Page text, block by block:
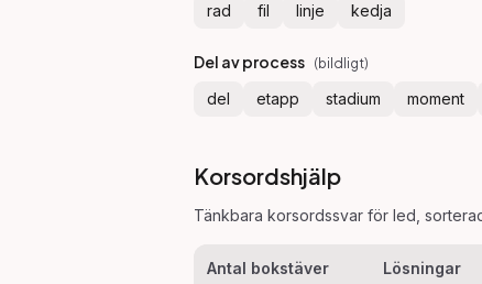
rad fil linje kedja
Del av process (bildligt)
del etapp stadium moment
Korsordshjälp
Tänkbara korsordssvar för led ,
Antal bokstäver Lösningar